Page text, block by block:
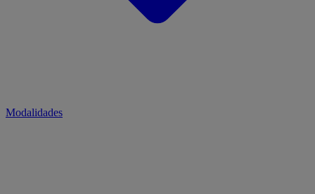
Modalidades